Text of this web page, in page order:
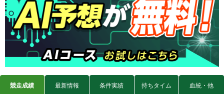
競走成績 最新情報 条件実績 持ちタイム 血統・他